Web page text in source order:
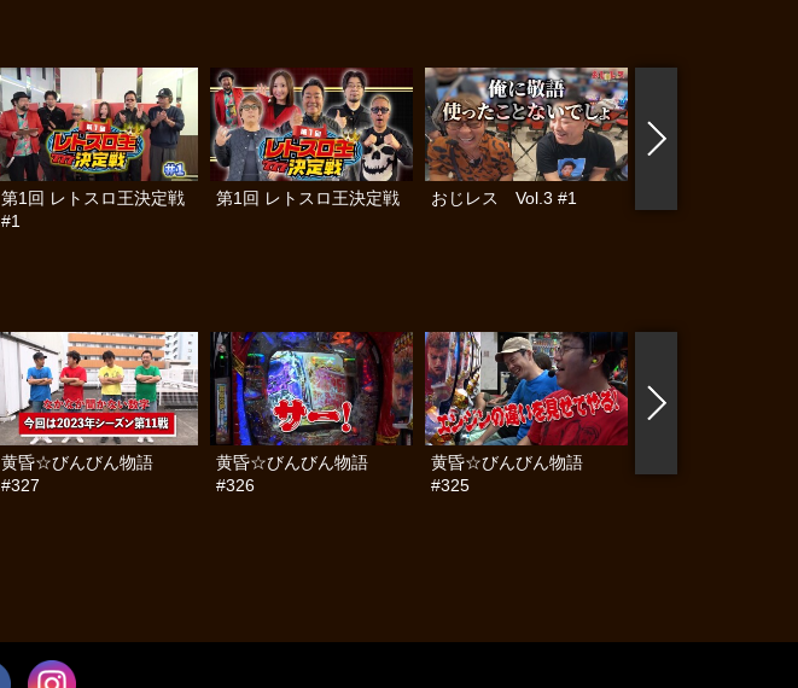
第1回 レトスロ王決定戦
#1
第1回 レトスロ王決定戦 おじレス Vol.3 #1
黄昏☆びんびん物語
#327
黄昏☆びんびん物語
#326
黄昏☆びんびん物語
#325